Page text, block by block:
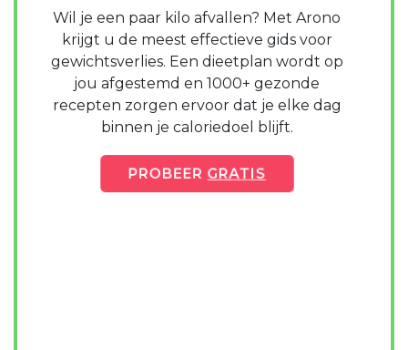
Wil je een paar kilo afvallen? Met Arono
krijgt u de meest effectieve gids voor
gewichtsverlies. Een dieetplan wordt op
jou afgestemd en 1000+ gezonde
recepten zorgen ervoor dat je elke dag
binnen je caloriedoel blijft.
PROBEER GRATIS